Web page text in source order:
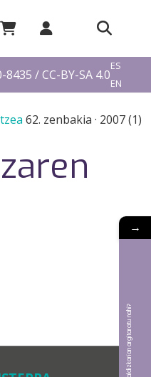
/ CC-BY-SA 4.0
ES
EN
62. zenbakia · 2007 (1)
→
Bat aldizkarian argitaratu nahi?